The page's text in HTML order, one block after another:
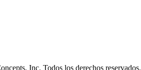
Inc. Todos los derechos reservados.